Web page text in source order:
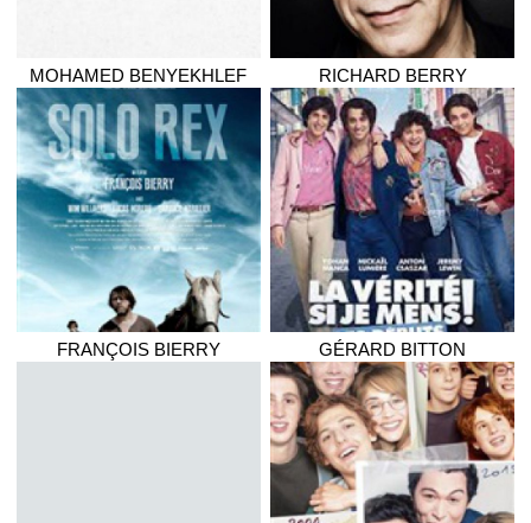
MOHAMED BENYEKHLEF RICHARD BERRY
FRANÇOIS BIERRY GÉRARD BITTON